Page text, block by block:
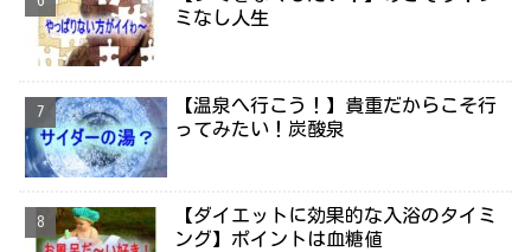
ミなし人生
【温泉へ行こう！】貴重だからこそ行
ってみたい！炭酸泉
【ダイエットに効果的な入浴のタイミ
ング】ポイントは血糖値